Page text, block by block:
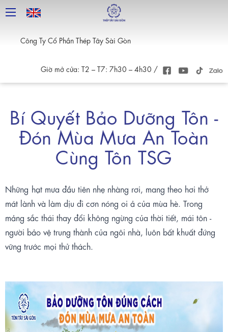
Công Ty Cổ Phần Thép Tây Sài Gòn
Giờ mở cửa: T2 – T7: 7h30 – 4h30 /
Bí Quyết Bảo Dưỡng Tôn -
Đón Mùa Mưa An Toàn
Cùng Tôn TSG
Những hạt mưa đầu tiên nhẹ nhàng rơi, mang theo hơi thở
mát lành và làm dịu đi cơn nóng oi ả của mùa hè. Trong
mảng sắc thái thay đổi không ngừng của thời tiết, mái tôn -
người bảo vệ trung thành của ngôi nhà, luôn bất khuất đứng
vững trước mọi thửthách.